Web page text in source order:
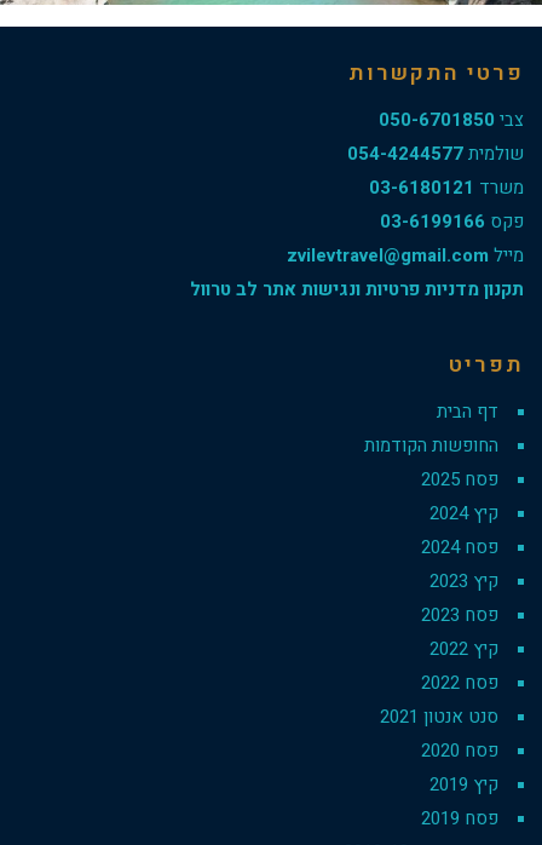
פרטי התקשרות
צבי 050-6701850
שולמית054-4244577
משרד 03-6180121
פקס 03-6199166
מייל zvilevtravel@gmail.com
תקנון מדניות פרטיות ונגישות אתר לב טרוול
תפריט
דף הבית
החופשות הקודמות
פסח 2025
קיץ 2024
פסח 2024
קיץ 2023
פסח 2023
קיץ 2022
פסח 2022
סנט אנטון 2021
פסח 2020
קיץ 2019
פסח 2019